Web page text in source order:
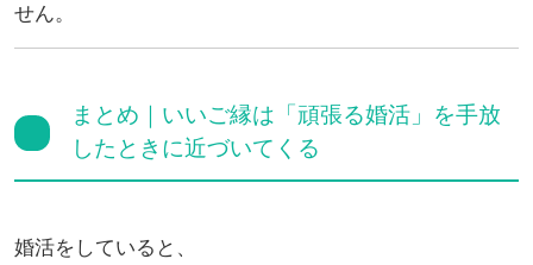
せん。
まとめ｜いいご縁は「頑張る婚活」を手放
したときに近づいてくる
婚活をしていると、